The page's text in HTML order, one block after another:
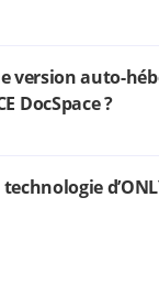
version auto-
DocSpace ?